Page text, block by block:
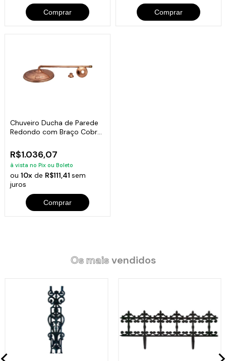
Comprar Comprar
Chuveiro Ducha de Parede
Redondo com Braço Cobre
R$1.036,07
à vista no Pix ou Boleto
ou10x de R$111,41sem
juros
Comprar
Os maisvendidos